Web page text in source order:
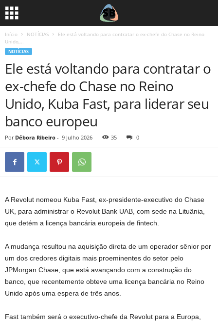
Início NOTÍCIAS
Ele está voltando para contratar o ex-chefe do Chase no Reino
Unido,...
NOTÍCIAS
Ele está voltando para contratar o
ex-chefe do Chase no Reino
Unido, Kuba Fast, para liderar seu
banco europeu
Por Débora Ribeiro - 9 Julho 2026 35 0
A Revolut nomeou Kuba Fast, ex-presidente-executivo do Chase
UK, para administrar o Revolut Bank UAB, com sede na Lituânia,
que detém a licença bancária europeia de fintech.
A mudança resultou na aquisição direta de um operador sênior por
um dos credores digitais mais proeminentes do setor pelo
JPMorgan Chase, que está avançando com a construção do
banco, que recentemente obteve uma licença bancária no Reino
Unido após uma espera de três anos.
Fast também será o executivo-chefe da Revolut para a Europa,